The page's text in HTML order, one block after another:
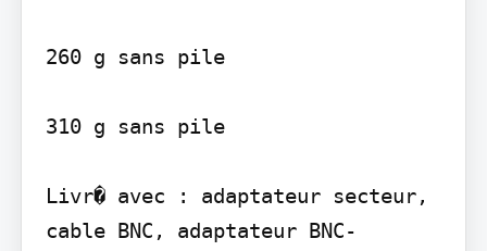
260 g sans pile
310 g sans pile
Livr� avec : adaptateur secteur,
cable BNC, adaptateur BNC-